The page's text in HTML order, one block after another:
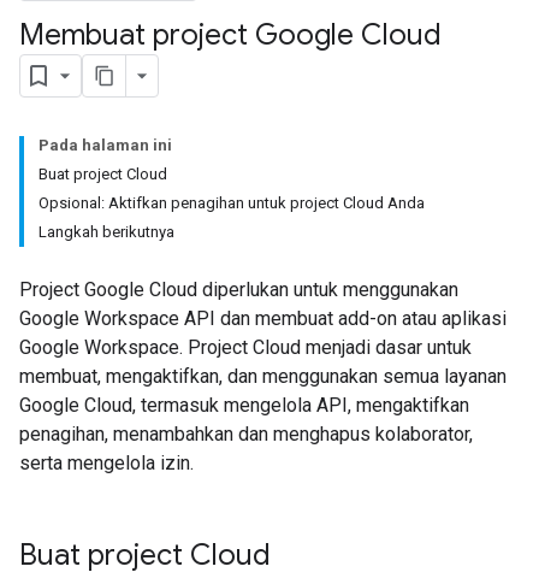
Membuat project Google Cloud
Pada halaman ini
Buat project Cloud
Opsional: Aktifkan penagihan untuk project Cloud Anda
Langkah berikutnya
Project Google Cloud diperlukan untuk menggunakan
Google Workspace API dan membuat add-on atau aplikasi
Google Workspace. Project Cloud menjadi dasar untuk
membuat, mengaktifkan, dan menggunakan semua layanan
Google Cloud, termasuk mengelola API, mengaktifkan
penagihan, menambahkan dan menghapus kolaborator,
serta mengelola izin.
Buat project Cloud